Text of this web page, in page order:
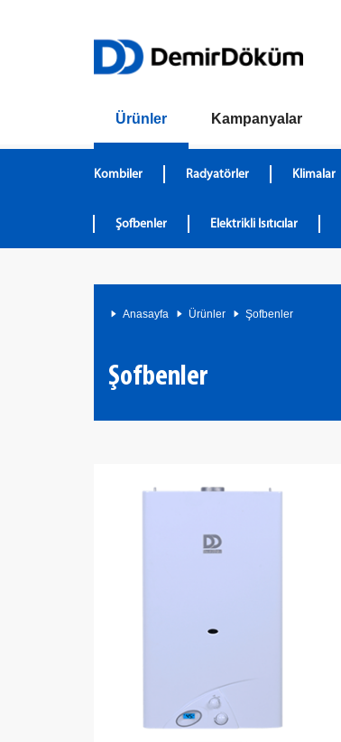
Ürünler
Kombiler Radyatörler Klimalar
Şofbenler Elektrikli Isıtıcılar
Kampanyalar
Anasayfa Ürünler Şofbenler
Şofbenler